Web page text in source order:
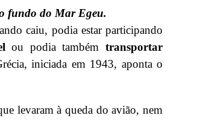
fundo do Mar Egeu.
caiu, podia estar participando
ou podia tambémtransportar
iniciada em 1943, aponta o
levaram à queda do avião, nem